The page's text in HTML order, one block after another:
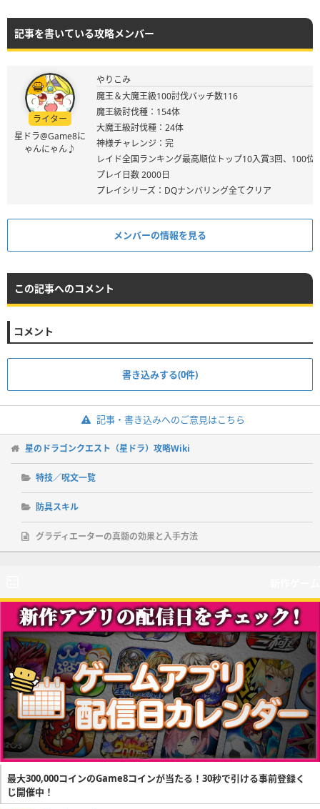
記事を書いている攻略メンバー
ライター
星ドラ@Game8に
ゃんにゃん♪
やりこみ
魔王＆大魔王級100討伐バッチ数116
魔王級討伐種：154体
大魔王級討伐種：24体
神様チャレンジ：完
レイド全国ランキング最高順位トップ10入賞3回、100位
プレイ日数 2000日
プレイシリーズ：DQナンバリング全てクリア
メンバーの情報を見る
この記事へのコメント
コメント
書き込みする(0件)
記事・書き込みへのご意見はこちら
星のドラゴンクエスト（星ドラ）攻略Wiki
特技／呪文一覧
防具スキル
グラディエーターの真髄の効果と入手方法
最大300,000コインのGame8コインが当たる！30秒で引ける事前登録く
じ開催中！